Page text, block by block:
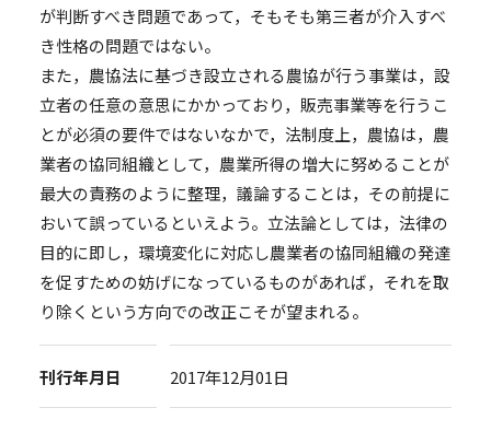
が判断すべき問題であって，そもそも第三者が介入すべ
き性格の問題ではない。
また，農協法に基づき設立される農協が行う事業は，設
立者の任意の意思にかかっており，販売事業等を行うこ
とが必須の要件ではないなかで，法制度上，農協は，農
業者の協同組織として，農業所得の増大に努めることが
最大の責務のように整理，議論することは，その前提に
おいて誤っているといえよう。立法論としては，法律の
目的に即し，環境変化に対応し農業者の協同組織の発達
を促すための妨げになっているものがあれば，それを取
り除くという方向での改正こそが望まれる。
刊行年月日 2017年12月01日